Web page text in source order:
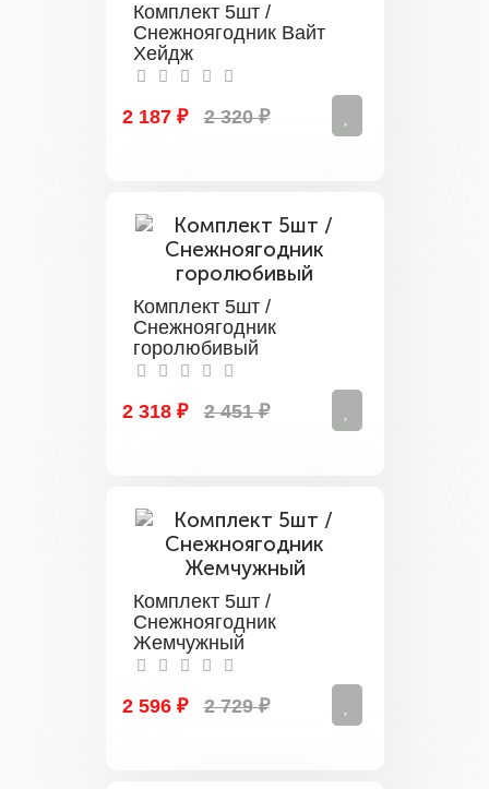
Комплект 5шт /
Снежноягодник Вайт
Хейдж
2 187 ₽ 2 320 ₽
Комплект 5шт /
Снежноягодник
горолюбивый
2 318 ₽ 2 451 ₽
Комплект 5шт /
Снежноягодник
Жемчужный
2 596 ₽ 2 729 ₽